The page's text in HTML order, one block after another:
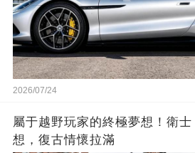
2026/07/24
屬于越野玩家的終極夢想！衛
想，復古情懷拉滿